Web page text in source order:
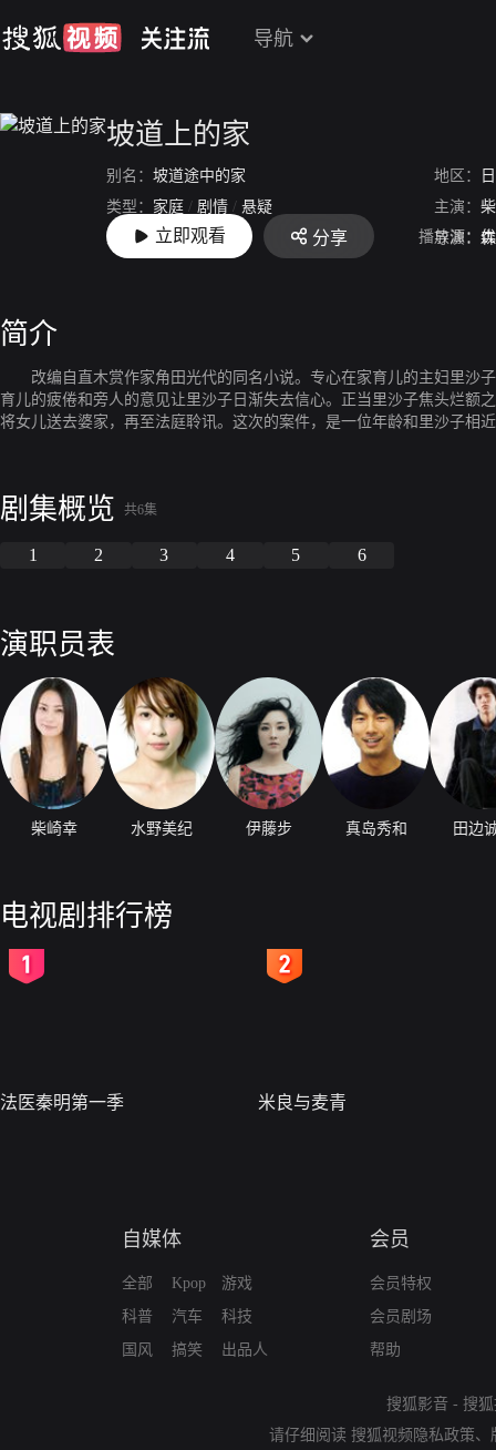
导航
坡道上的家
别名： 坡道途中的家 地区：
类型： 家庭 / 剧情 / 悬疑 主演：
上映： 2019-04-27 导演：
立即观看 分享 播放源：
简介
改编自直木赏作家角田光代的同名小说。专心在家育儿的主妇里沙子
育儿的疲倦和旁人的意见让里沙子日渐失去信心。正当里沙子焦头烂额
将女儿送去婆家，再至法庭聆讯。这次的案件，是一位年龄和里沙子相
剧集概览 共6集
1 2 3 4 5 6
演职员表
柴崎幸 水野美纪 伊藤步 真岛秀和 田边
电视剧排行榜
法医秦明第一季 米良与麦青
自媒体
全部
科普
国风
Kpop
汽车
搞笑
游戏
科技
出品人
会员
会员特权
会员剧场
帮助
搜狐影音 - 搜
请仔细阅读 搜狐视频隐私政策、